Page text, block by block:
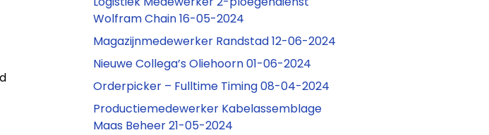
Wolfram Chain 16-05-2024
Magazijnmedewerker Randstad 12-06-2024
Nieuwe Collega’s Oliehoorn 01-06-2024
Orderpicker – Fulltime Timing 08-04-2024
Productiemedewerker Kabelassemblage
Maas Beheer 21-05-2024